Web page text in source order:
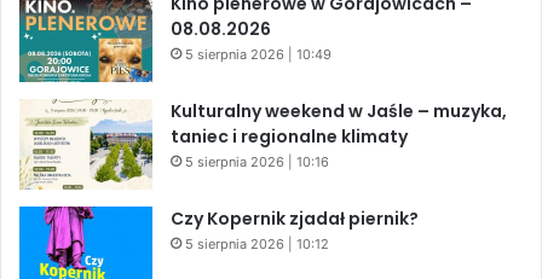
08.08.2026
5 sierpnia 2026 | 10:49
Kulturalny weekend w Jaśle – muzyka,
taniec i regionalne klimaty
5 sierpnia 2026 | 10:16
Czy Kopernik zjadał piernik?
5 sierpnia 2026 | 10:12